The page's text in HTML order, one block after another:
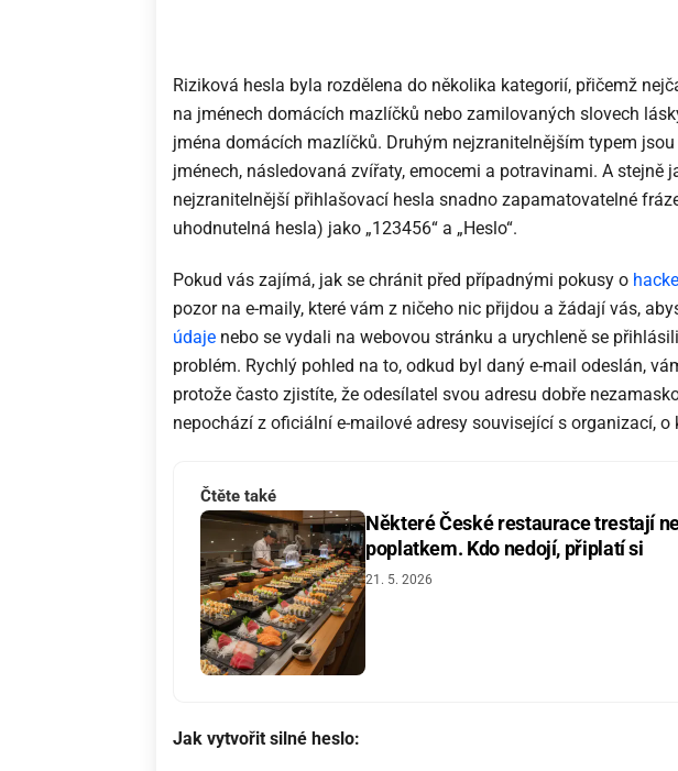
Riziková hesla byla rozdělena do několika kategorií, přičemž
na jménech domácích mazlíčků nebo zamilovaných slovech
jména domácích mazlíčků. Druhým nejzranitelnějším typem
jménech, následovaná zvířaty, emocemi a potravinami. A stejně
nejzranitelnější přihlašovací hesla snadno zapamatovatelné
uhodnutelná hesla) jako „123456“ a „Heslo“.
Pokud vás zajímá, jak se chránit před případnými pokusy o
pozor na e-maily, které vám z ničeho nic přijdou a žádají vás,
údaje nebo se vydali na webovou stránku a urychleně se
problém. Rychlý pohled na to, odkud byl daný e-mail odeslán,
protože často zjistíte, že odesílatel svou adresu dobře
nepochází z oficiální e-mailové adresy související s organizací, o
Čtěte také
Některé České restaurace trestají
poplatkem. Kdo nedojí, připlatí si
21. 5. 2026
Jak vytvořit silné heslo: